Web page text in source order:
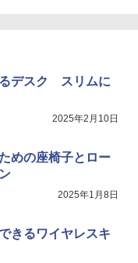
デスク スリムに
2025年2月10日
めの座椅子とロー
2025年1月8日
きるワイヤレスキ